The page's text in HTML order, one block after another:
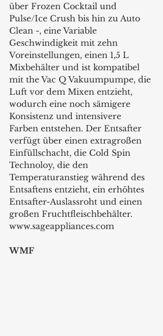
über Frozen Cocktail und
Pulse/Ice Crush bis hin zu Auto
Clean -, eine Variable
Geschwindigkeit mit zehn
Voreinstellungen, einen 1,5 L
Mixbehälter und ist kompatibel
mit the Vac Q Vakuumpumpe, die
Luft vor dem Mixen entzieht,
wodurch eine noch sämigere
Konsistenz und intensivere
Farben entstehen. Der Entsafter
verfügt über einen extragroßen
Einfüllschacht, die Cold Spin
Technoloy, die den
Temperaturanstieg während des
Entsaftens entzieht, ein erhöhtes
Entsafter-Auslassroht und einen
großen Fruchtfleischbehälter.
www.sageappliances.com
WMF